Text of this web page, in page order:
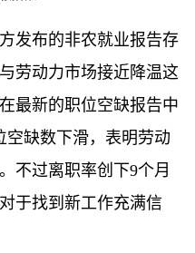
发布的非农就业报告存
劳动力市场接近降温这
最新的职位空缺报告中
空缺数下滑，表明劳动
不过离职率创下9个月
于找到新工作充满信